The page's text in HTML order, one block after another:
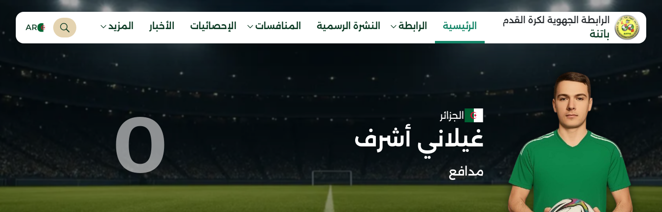
الرابطة الجهوية لكرة القدم
باتنة
الرئيسية الرابطة النشرة الرسمية المنافسات الإحصائيات الأخبار المزيد AR
الجزائر
غيلاني أشرف
مدافع 0